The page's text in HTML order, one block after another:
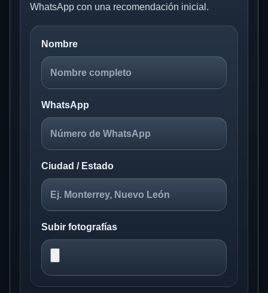
WhatsApp con una recomendación inicial.
Nombre
WhatsApp
Ciudad / Estado
Subir fotografías